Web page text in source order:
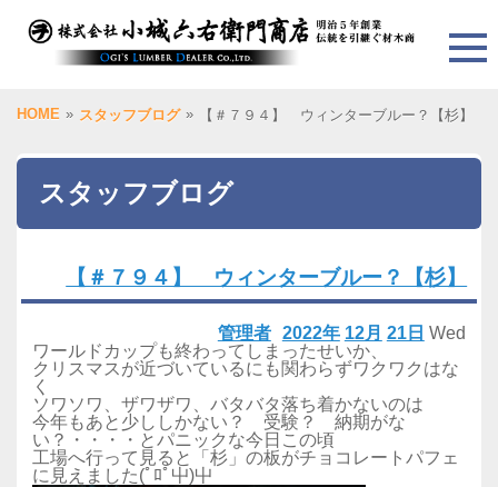
HOME » スタッフブログ » 【＃７９４】 ウィンターブルー？【杉】
スタッフブログ
【＃７９４】 ウィンターブルー？【杉】
2022年 12月 21日 Wed
管理者
ワールドカップも終わってしまったせいか、
クリスマスが近づいているにも関わらずワクワクはな
く
ソワソワ、ザワザワ、バタバタ落ち着かないのは
今年もあと少ししかない？ 受験？ 納期がな
い？・・・・とパニックな今日この頃
工場へ行って見ると「杉」の板がチョコレートパフェ
に見えました(ﾟﾛﾟ屮)屮